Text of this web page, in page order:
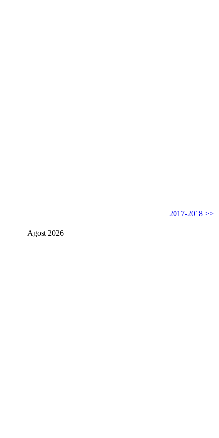
2017-2018 >>
Agost 2026